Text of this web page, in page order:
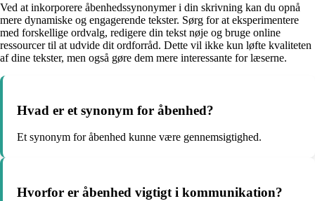
Ved at inkorporere åbenhedssynonymer i din skrivning kan du opnå
mere dynamiske og engagerende tekster. Sørg for at eksperimentere
med forskellige ordvalg, redigere din tekst nøje og bruge online
ressourcer til at udvide dit ordforråd. Dette vil ikke kun løfte kvaliteten
af dine tekster, men også gøre dem mere interessante for læserne.
Hvad er et synonym for åbenhed?
Et synonym for åbenhed kunne være gennemsigtighed.
Hvorfor er åbenhed vigtigt i kommunikation?